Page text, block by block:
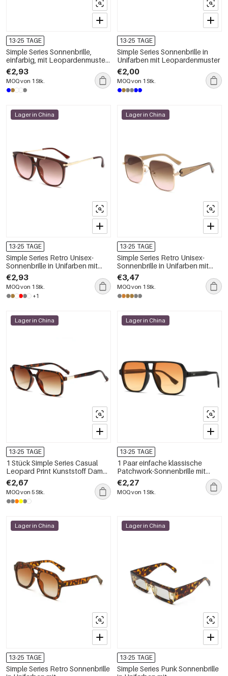
13-25 TAGE
Simple Series Sonnenbrille,
einfarbig, mit Leopardenmuster
und Farbverlauf, Unisex
€2,93
MOQ von 1 Stk.
13-25 TAGE
Simple Series Sonnenbrille in
Unifarben mit Leopardenmuster
€2,00
MOQ von 1 Stk.
Lager in China
13-25 TAGE
Simple Series Retro Unisex-
Sonnenbrille in Unifarben mit
Farbverlauf
€2,93
MOQ von 1 Stk.
+1
Lager in China
13-25 TAGE
Simple Series Retro Unisex-
Sonnenbrille in Unifarben mit
Farbverlauf
€3,47
MOQ von 1 Stk.
Lager in China
13-25 TAGE
1 Stück Simple Series Casual
Leopard Print Kunststoff Damen
Sonnenbrille
€2,67
MOQ von 5 Stk.
Lager in China
13-25 TAGE
1 Paar einfache klassische
Patchwork-Sonnenbrille mit
Leopardenmuster und
gemischten Farben für Damen
€2,27
MOQ von 1 Stk.
Lager in China
13-25 TAGE
Simple Series Retro Sonnenbrille
Lager in China
13-25 TAGE
Simple Series Punk Sonnenbrille